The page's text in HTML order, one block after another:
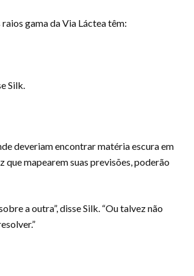
gama da Via Láctea têm:
Silk.
deveriam encontrar matéria escura em
que mapearem suas previsões, poderão
a outra”, disse Silk. “Ou talvez não